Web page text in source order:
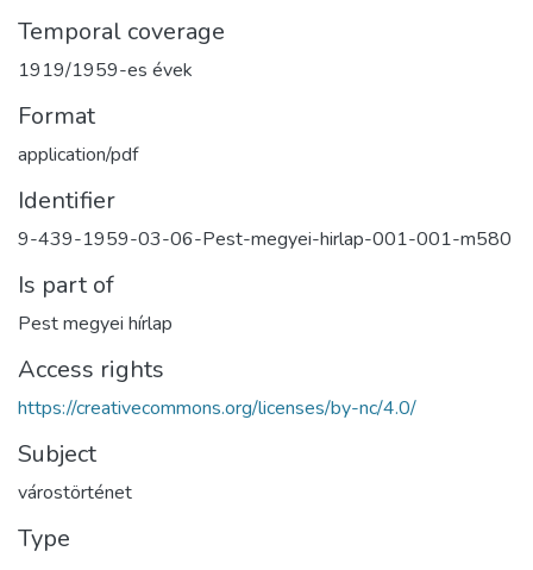
Temporal coverage
1919/1959-es évek
Format
application/pdf
Identifier
9-439-1959-03-06-Pest-megyei-hirlap-001-001-m580
Is part of
Pest megyei hírlap
Access rights
https://creativecommons.org/licenses/by-nc/4.0/
Subject
várostörténet
Type